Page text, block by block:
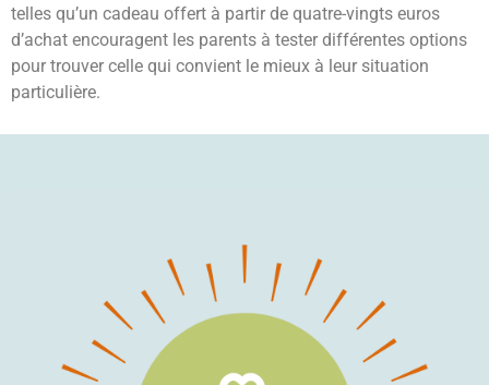
telles qu’un cadeau offert à partir de quatre-vingts euros
d’achat encouragent les parents à tester différentes options
pour trouver celle qui convient le mieux à leur situation
particulière.